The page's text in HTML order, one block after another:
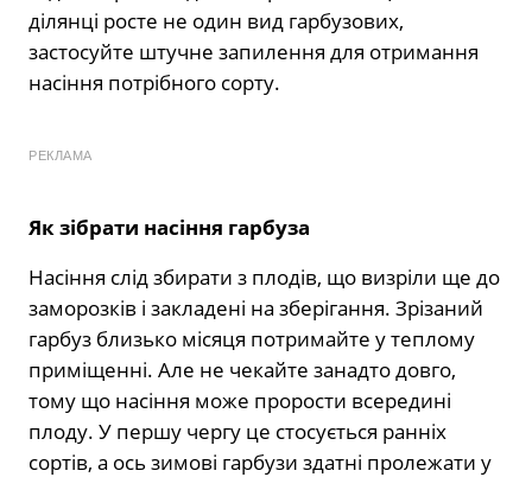
ділянці росте не один вид гарбузових,
застосуйте штучне запилення для отримання
насіння потрібного сорту.
РЕКЛАМА
Як зібрати насіння гарбуза
Насіння слід збирати з плодів, що визріли ще до
заморозків і закладені на зберігання. Зрізаний
гарбуз близько місяця потримайте у теплому
приміщенні. Але не чекайте занадто довго,
тому що насіння може прорости всередині
плоду. У першу чергу це стосується ранніх
сортів, а ось зимові гарбузи здатні пролежати у